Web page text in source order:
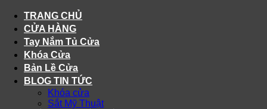
TRANG CHỦ
CỬA HÀNG
Tay Nắm Tủ Cửa
Khóa Cửa
Bản Lề Cửa
BLOG TIN TỨC
Khóa cửa
Sắt Mỹ Thuật